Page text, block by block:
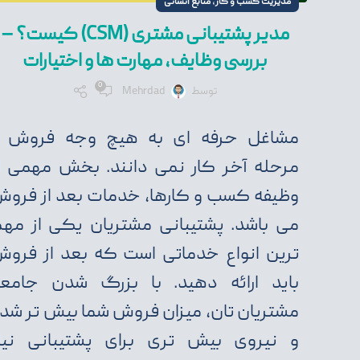
مدیر پشتیبانی مشتری (CSM) کیست؟ –
بررسی وظایف، مهارت ها و اختیارات
توسط Mehrdad
0
مشاغل حرفه ای به هیچ وجه فروش
مرحله آخر کار نمی دانند. بخش مهمی
وظیفه کسب و کارها، خدمات بعد از
می باشد. پشتیبانی مشتریان یکی از
ترین انواع خدماتی است که بعد از
باید ارائه دهید. با بزرگ شدن
مشتریان تان، میزان فروش شما بیش تر
و نیروی بیش تری برای پشتیبانی